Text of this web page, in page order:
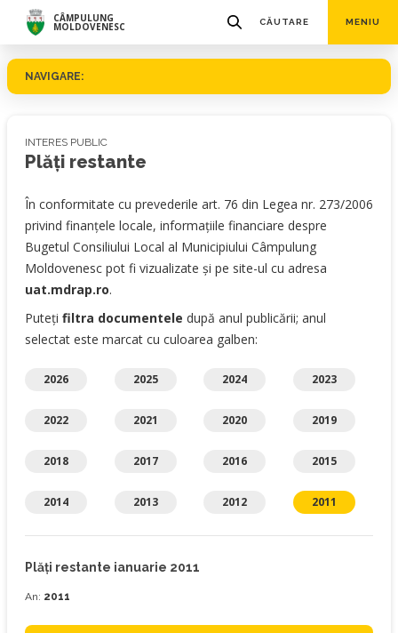
CÂMPULUNG
MOLDOVENESC CĂUTARE MENIU
NAVIGARE:
INTERES PUBLIC
Plăţi restante
În conformitate cu prevederile art. 76 din Legea nr. 273/2006
privind finanţele locale, informaţiile financiare despre
Bugetul Consiliului Local al Municipiului Câmpulung
Moldovenesc pot fi vizualizate şi pe site-ul cu adresa
uat.mdrap.ro.
Puteți filtra documentele după anul publicării; anul
selectat este marcat cu culoarea galben:
2026 2025 2024 2023
2022 2021 2020 2019
2018 2017 2016 2015
2014 2013 2012 2011
Plăţi restante ianuarie 2011
An: 2011